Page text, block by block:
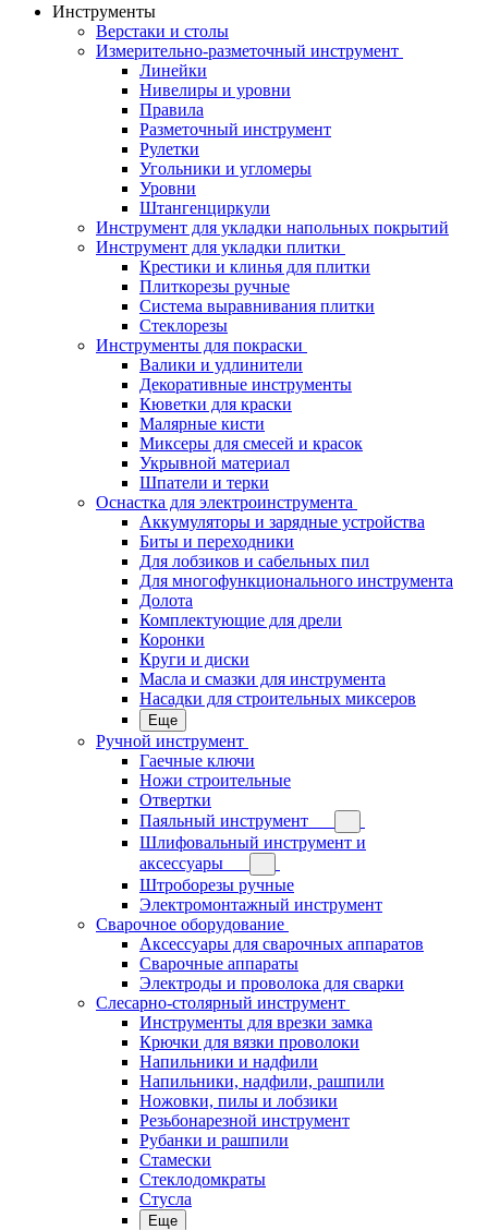
Инструменты
Верстаки и столы
Измерительно-разметочный инструмент
Линейки
Нивелиры и уровни
Правила
Разметочный инструмент
Рулетки
Угольники и угломеры
Уровни
Штангенциркули
Инструмент для укладки напольных покрытий
Инструмент для укладки плитки
Крестики и клинья для плитки
Плиткорезы ручные
Система выравнивания плитки
Стеклорезы
Инструменты для покраски
Валики и удлинители
Декоративные инструменты
Кюветки для краски
Малярные кисти
Миксеры для смесей и красок
Укрывной материал
Шпатели и терки
Оснастка для электроинструмента
Аккумуляторы и зарядные устройства
Биты и переходники
Для лобзиков и сабельных пил
Для многофункционального инструмента
Долота
Комплектующие для дрели
Коронки
Круги и диски
Масла и смазки для инструмента
Насадки для строительных миксеров
Еще
Ручной инструмент
Гаечные ключи
Ножи строительные
Отвертки
Паяльный инструмент
Шлифовальный инструмент и
аксессуары
Штроборезы ручные
Электромонтажный инструмент
Сварочное оборудование
Аксессуары для сварочных аппаратов
Сварочные аппараты
Электроды и проволока для сварки
Слесарно-столярный инструмент
Инструменты для врезки замка
Крючки для вязки проволоки
Напильники и надфили
Напильники, надфили, рашпили
Ножовки, пилы и лобзики
Резьбонарезной инструмент
Рубанки и рашпили
Стамески
Стеклодомкраты
Стусла
Еще